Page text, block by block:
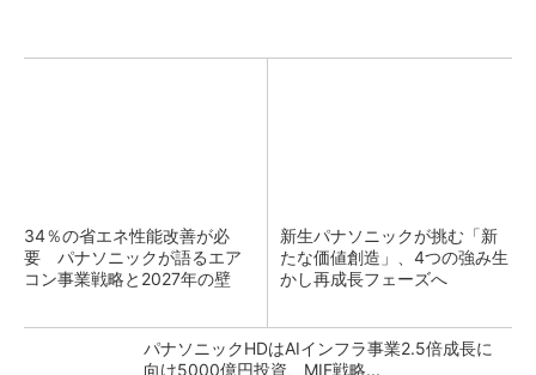
34％の省エネ性能改善が必
要 パナソニックが語るエア
コン事業戦略と2027年の壁
新生パナソニックが挑む「新
たな価値創造」、4つの強み生
かし再成長フェーズへ
パナソニックHDはAIインフラ事業2.5倍成長に
向け5000億円投資、MIF戦略...